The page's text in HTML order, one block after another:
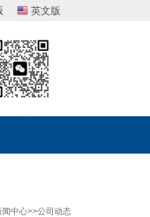
英文版
闻中心>>公司动态